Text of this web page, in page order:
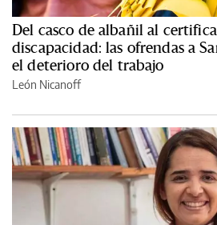
Del casco de albañil al
discapacidad: las ofrendas a
el deterioro del trabajo
León Nicanoff